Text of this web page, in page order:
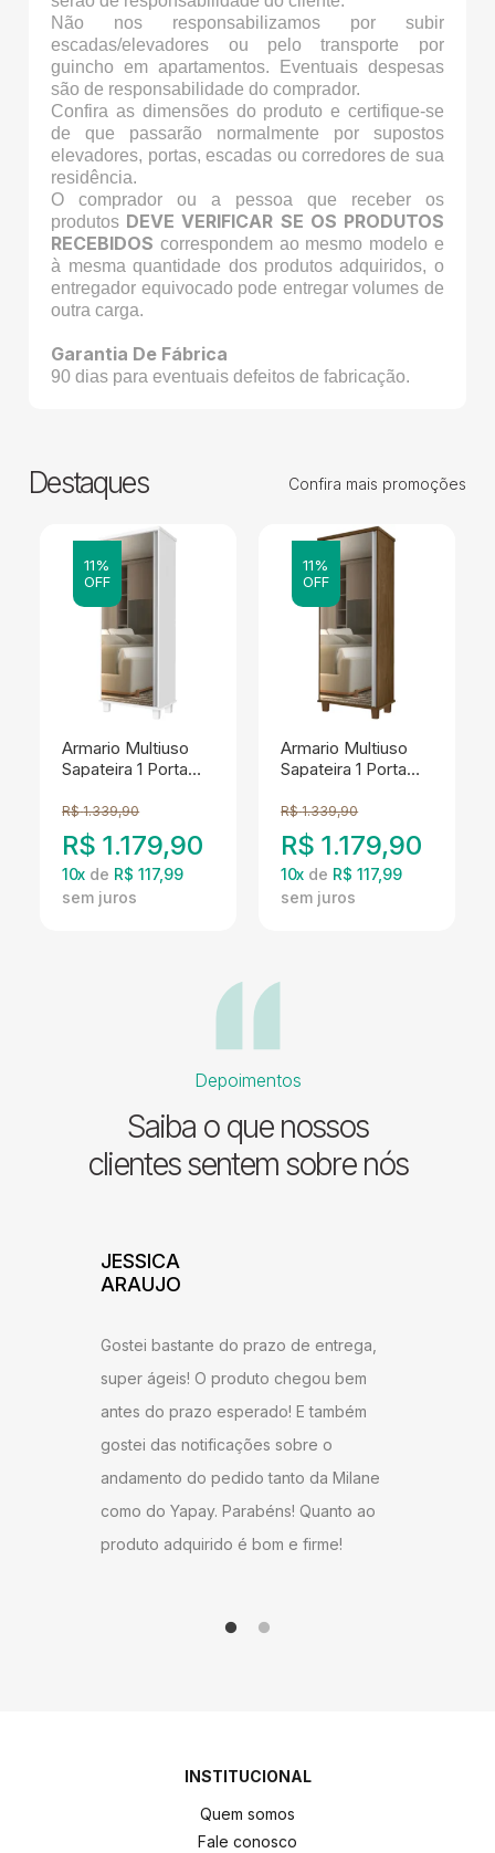
Não nos responsabilizamos por subir
escadas/elevadores ou pelo transporte por
guincho em apartamentos. Eventuais despesas
são de responsabilidade do comprador.
Confira as dimensões do produto e certifique-se
de que passarão normalmente por supostos
elevadores, portas, escadas ou corredores de sua
residência.
O comprador ou a pessoa que receber os
produtos DEVE VERIFICAR SE OS PRODUTOS
RECEBIDOS correspondem ao mesmo modelo e
à mesma quantidade dos produtos adquiridos, o
entregador equivocado pode entregar volumes de
outra carga.
Garantia De Fábrica
90 dias para eventuais defeitos de fabricação.
Destaques Confira mais promoções
11%
OFF
Armario Multiuso
Sapateira 1 Porta
00703502 Branco
LPA
R$ 1.339,90
R$ 1.179,90
10x de R$ 117,99
11%
OFF
Armario Multiuso
Sapateira 1 Porta
00703502 Malbec
LPA
R$ 1.339,90
R$ 1.179,90
10x de R$ 117,99
Depoimentos
Saiba o que nossos
clientes sentem sobre nós
ADILSON
entrega! Estou satisfeito com o produto,
recomendo a todos que desejam ter um
ambiente agradável em sua sala de
estar.
INSTITUCIONAL
Quem somos
Fale conosco